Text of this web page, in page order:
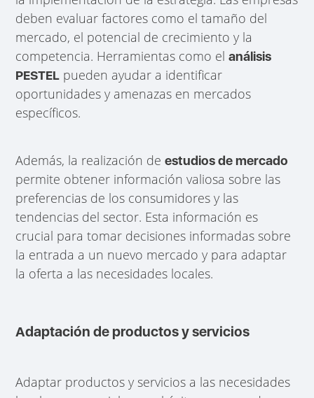
deben evaluar factores como el tamaño del
mercado, el potencial de crecimiento y la
competencia. Herramientas como elanálisis
PESTEL pueden ayudar a identificar
oportunidades y amenazas en mercados
específicos.
Además, la realización deestudios de mercado
permite obtener información valiosa sobre las
preferencias de los consumidores y las
tendencias del sector. Esta información es
crucial para tomar decisiones informadas sobre
la entrada a un nuevo mercado y para adaptar
la oferta a las necesidades locales.
Adaptación de productos y servicios
Adaptar productos y servicios a las necesidades